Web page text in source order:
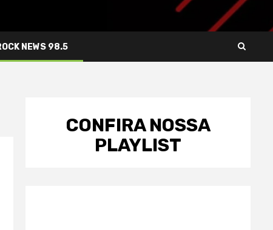
NEWS 98.5
CONFIRA NOSSA
PLAYLIST